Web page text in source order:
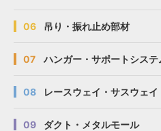
06 吊り・振れ止め部材
07 ハンガー・サポートシステ
08 レースウェイ・サスウェイ
09 ダクト・メタルモール